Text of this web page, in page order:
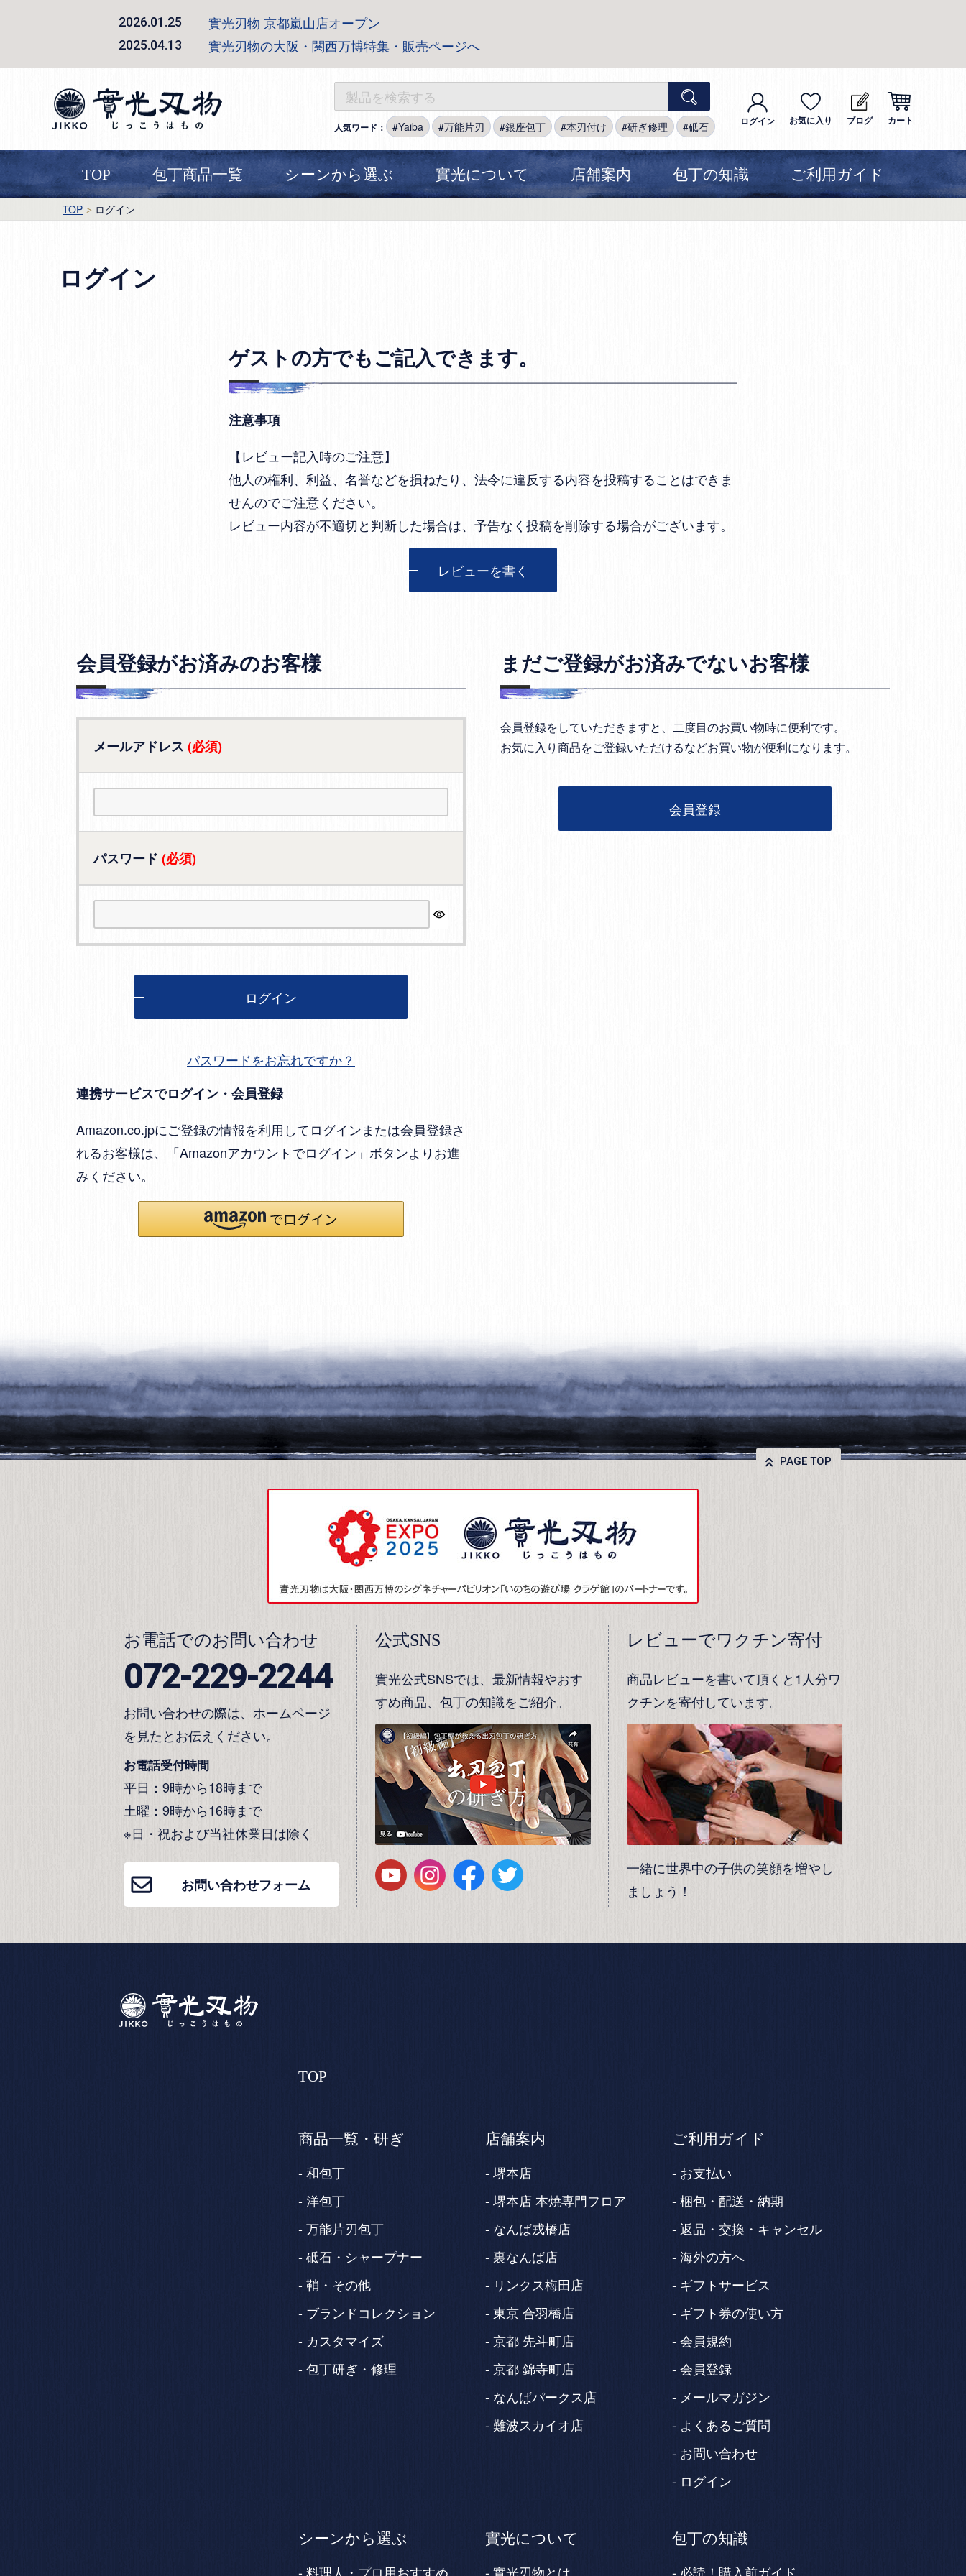
2026.01.25 實光刃物 京都嵐山店オープン
2025.04.13 實光刃物の大阪・関西万博特集・販売ページへ
人気ワード： Yaiba 万能片刃 銀座包丁 本刃付け 研ぎ修理 砥石 ログイン お気に入り ブログ カート
TOP 包丁商品一覧 シーンから選ぶ 實光について 店舗案内 包丁の知識 ご利用ガイド
TOP ログイン
ログイン
ゲストの方でもご記入できます。
注意事項
【レビュー記入時のご注意】
他人の権利、利益、名誉などを損ねたり、法令に違反する内容を投稿することはできま
せんのでご注意ください。
レビュー内容が不適切と判断した場合は、予告なく投稿を削除する場合がございます。
レビューを書く
会員登録がお済みのお客様
メールアドレス (必須)
パスワード (必須)
ログイン
パスワードをお忘れですか？
連携サービスでログイン・会員登録
Amazon.co.jpにご登録の情報を利用してログインまたは会員登録さ
れるお客様は、「Amazonアカウントでログイン」ボタンよりお進
みください。
まだご登録がお済みでないお客様
会員登録をしていただきますと、二度目のお買い物時に便利です。
お気に入り商品をご登録いただけるなどお買い物が便利になります。
会員登録
PAGE TOP
お電話でのお問い合わせ
072-229-2244
お問い合わせの際は、ホームページ
を見たとお伝えください。
お電話受付時間
平日：9時から18時まで
土曜：9時から16時まで
※日・祝および当社休業日は除く
お問い合わせフォーム
公式SNS
實光公式SNSでは、最新情報やおす
すめ商品、包丁の知識をご紹介。
レビューでワクチン寄付
商品レビューを書いて頂くと1人分ワ
クチンを寄付しています。
一緒に世界中の子供の笑顔を増やし
ましょう！
TOP
商品一覧・研ぎ
和包丁
洋包丁
万能片刃包丁
砥石・シャープナー
鞘・その他
ブランドコレクション
カスタマイズ
包丁研ぎ・修理
店舗案内
堺本店
堺本店 本焼専門フロア
なんば戎橋店
裏なんば店
リンクス梅田店
東京 合羽橋店
京都 先斗町店
京都 錦寺町店
なんばパークス店
難波スカイオ店
ご利用ガイド
お支払い
梱包・配送・納期
返品・交換・キャンセル
海外の方へ
ギフトサービス
ギフト券の使い方
会員規約
会員登録
メールマガジン
よくあるご質問
お問い合わせ
ログイン
シーンから選ぶ
料理人・プロ用おすすめ
實光について
實光刃物とは
包丁の知識
必読！購入前ガイド